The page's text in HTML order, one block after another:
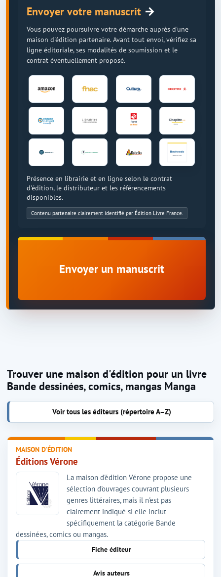
Envoyer votre manuscrit →
Vous pouvez poursuivre votre démarche auprès d'une
maison d'édition partenaire. Avant tout envoi, vérifiez sa
ligne éditoriale, ses modalités de soumission et le
contrat éventuellement proposé.
Présence en librairie et en ligne selon le contrat
d'édition, le distributeur et les référencements
disponibles.
Contenu partenaire clairement identifié par Édition Livre France.
Envoyer un manuscrit
Trouver une maison d'édition pour un livre
Bande dessinées, comics, mangas Manga
Voir tous les éditeurs (répertoire A–Z)
MAISON D'ÉDITION
Éditions Vérone
La maison d'édition Vérone propose une
sélection d'ouvrages couvrant plusieurs
genres littéraires, mais il n'est pas
clairement indiqué si elle inclut
spécifiquement la catégorie Bande
dessinées, comics ou mangas.
Fiche éditeur
Avis auteurs